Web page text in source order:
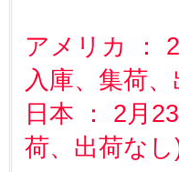
アメリカ ：
入庫、集荷
日本 ： 2月
荷、出荷なし